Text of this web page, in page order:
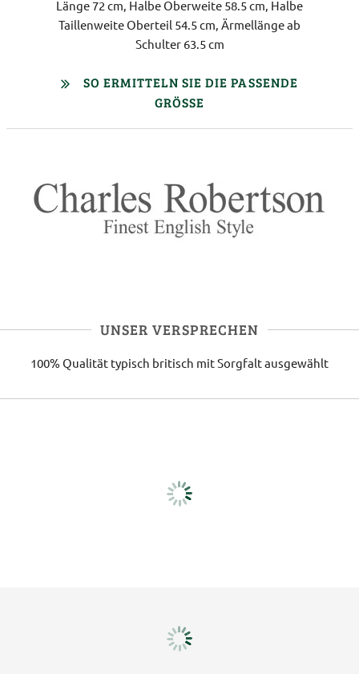
Länge 72 cm, Halbe Oberweite 58.5 cm, Halbe
Taillenweite Oberteil 54.5 cm, Ärmellänge ab
Schulter 63.5 cm
SO ERMITTELN SIE DIE PASSENDE
GRÖSSE
UNSER VERSPRECHEN
100% Qualität typisch britisch mit Sorgfalt ausgewählt